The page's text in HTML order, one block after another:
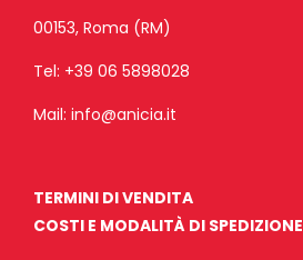
00153, Roma (RM)
Tel: +39 06 5898028
Mail: info@anicia.it
TERMINI DI VENDITA
COSTI E MODALITÀ DI SPEDIZIONE